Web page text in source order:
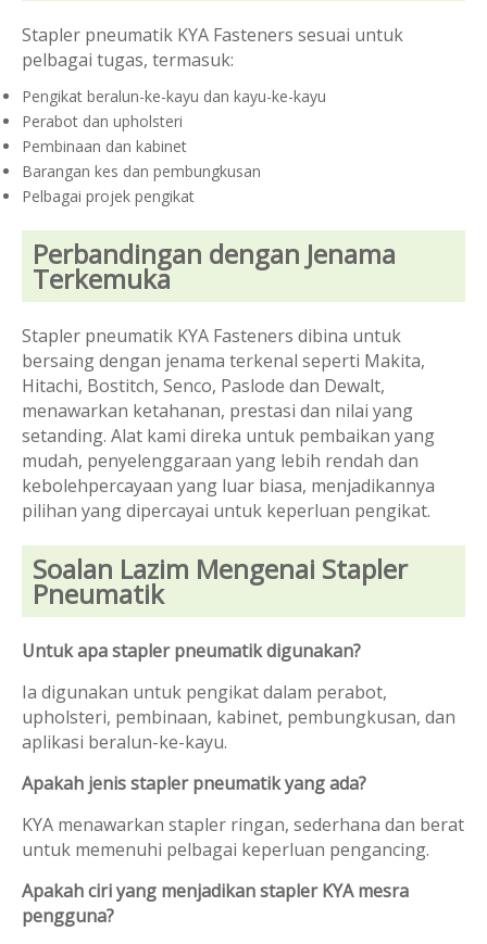
Stapler pneumatik KYA Fasteners sesuai untuk
pelbagai tugas, termasuk:
Pengikat beralun-ke-kayu dan kayu-ke-kayu
Perabot dan upholsteri
Pembinaan dan kabinet
Barangan kes dan pembungkusan
Pelbagai projek pengikat
Perbandingan dengan Jenama
Terkemuka
Stapler pneumatik KYA Fasteners dibina untuk
bersaing dengan jenama terkenal seperti Makita,
Hitachi, Bostitch, Senco, Paslode dan Dewalt,
menawarkan ketahanan, prestasi dan nilai yang
setanding. Alat kami direka untuk pembaikan yang
mudah, penyelenggaraan yang lebih rendah dan
kebolehpercayaan yang luar biasa, menjadikannya
pilihan yang dipercayai untuk keperluan pengikat.
Soalan Lazim Mengenai Stapler
Pneumatik
Untuk apa stapler pneumatik digunakan?
Ia digunakan untuk pengikat dalam perabot,
upholsteri, pembinaan, kabinet, pembungkusan, dan
aplikasi beralun-ke-kayu.
Apakah jenis stapler pneumatik yang ada?
KYA menawarkan stapler ringan, sederhana dan berat
untuk memenuhi pelbagai keperluan pengancing.
Apakah ciri yang menjadikan stapler KYA mesra
pengguna?